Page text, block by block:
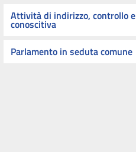
Attività di indirizzo, controllo e
conoscitiva
Parlamento in seduta comune